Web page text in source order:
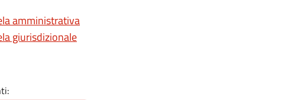
amministrativa
giurisdizionale